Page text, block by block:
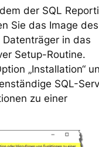
der SQL
Sie das Image des
in das
Setup-Routine.
„Installation“
SQL-
zu einer